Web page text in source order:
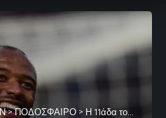
>ΠΟΔΟΣΦΑΙΡΟ > Η 11άδα του Ολυμπιακού κόντρα στον ΠΑΟΚ